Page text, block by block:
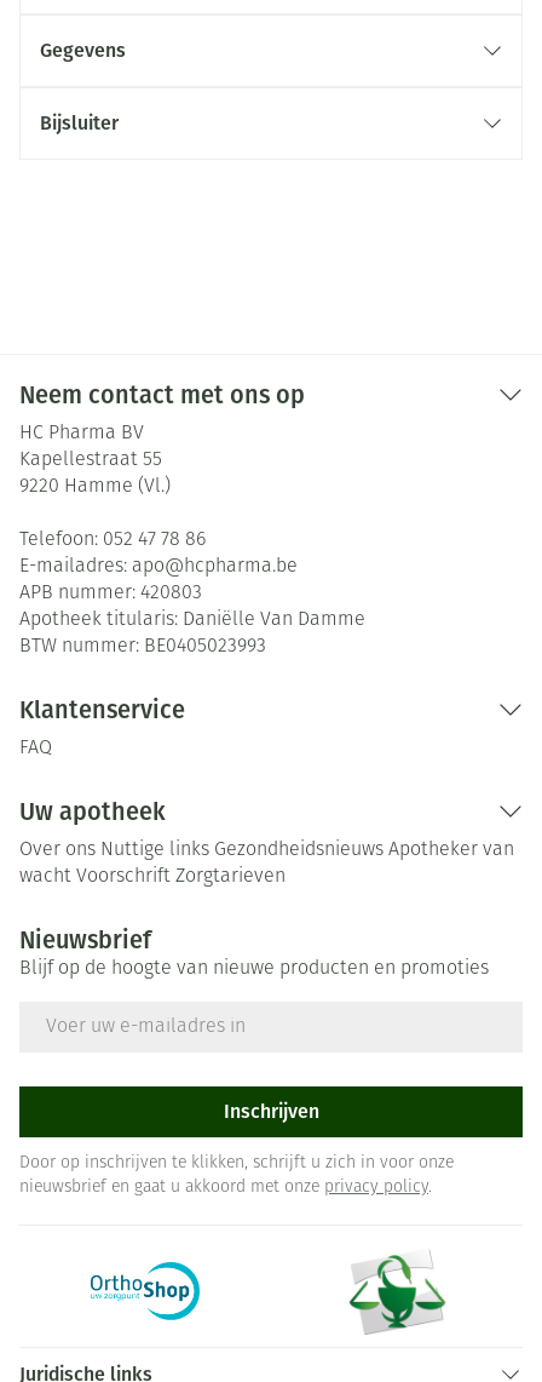
Gegevens
Bijsluiter
Neem contact met ons op
HC Pharma BV
Kapellestraat 55
9220 Hamme (Vl.)
Telefoon: 052 47 78 86
E-mailadres: apo@hcpharma.be
APB nummer: 420803
Apotheek titularis: Daniëlle Van Damme
BTW nummer: BE0405023993
Klantenservice
FAQ
Uw apotheek
Over ons Nuttige links Gezondheidsnieuws Apotheker van
wacht Voorschrift Zorgtarieven
Nieuwsbrief
Blijf op de hoogte van nieuwe producten en promoties
Inschrijven
Door op inschrijven te klikken, schrijft u zich in voor onze
nieuwsbrief en gaat u akkoord met onze privacy policy.
Juridische links